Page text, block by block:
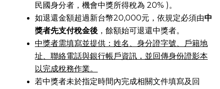
民國身分者，機會中獎所得稅為 20% )。
如退還金額超過新台幣20,000元，依規定必須由中
獎者先支付稅金後 ，餘額始可退還中獎者。
中獎者需填寫並提供：姓名、身分證字號、戶籍地
址、聯絡電話與銀行帳戶資訊，並回傳身份證影本
以完成稅務作業。
若中獎者未於指定時間內完成相關文件填寫及回